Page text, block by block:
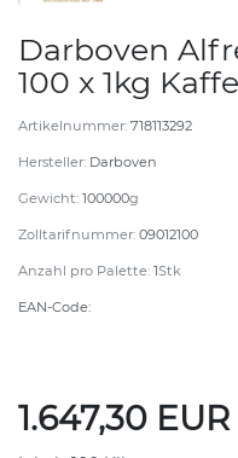
Darboven
100 x 1kg
Artikelnummer: 718113292
Hersteller: Darboven
Gewicht: 100000g
Zolltarifnummer: 09012100
Anzahl pro Palette: 1Stk
EAN-Code:
1.647,30 EUR